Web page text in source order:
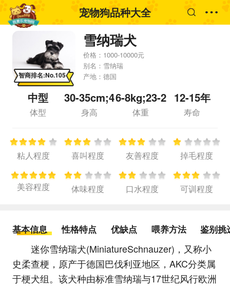
宠物狗品种大全
智商排名:No.105
雪纳瑞犬
价格： 1000-10000元
别名： 雪纳瑞
产地：德国
中型
体型
30-35cm;4
4-49cm
身高
6-8kg;23-2
5kg
体重
12-15年
寿命
粘人程度 喜叫程度 友善程度 掉毛程度
美容程度 体味程度 口水程度 可训程度
基本信息 性格特点 优缺点 喂养方法 鉴别挑
迷你雪纳瑞犬(MiniatureSchnauzer)，又称小
史柔查梗，原产于德国巴伐利亚地区，AKC分类属
于梗犬组。该犬种由标准雪纳瑞与17世纪风行欧洲